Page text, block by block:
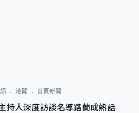
港聞 首頁新聞
持人深度訪談名導路蘭成熱話